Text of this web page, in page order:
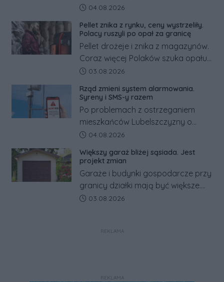
pracowników podwyżka płacy
tym zmianom zyskają.
Data dodania artykułu:
04.08.2026
Pellet znika z rynku, ceny wystrzeliły.
Polacy ruszyli po opał za granicę
Pellet drożeje i znika z magazynów.
Coraz więcej Polaków szuka opału
za granicą, gdzie bywa nawet
Co się dzieje?
Data dodania artykułu:
03.08.2026
Rząd zmieni system alarmowania.
Syreny i SMS-y razem
Po problemach z ostrzeganiem
mieszkańców Lubelszczyzny o
rosyjskim zagrożeniu rząd
alarmowych, alertów RCB i aplikacji
w jeden system.
Data dodania artykułu:
04.08.2026
Większy garaż bliżej sąsiada. Jest
projekt zmian
Garaże i budynki gospodarcze przy
granicy działki mają być większe.
Projekt zaostrza też zasady
Data dodania artykułu:
03.08.2026
REKLAMA
REKLAMA